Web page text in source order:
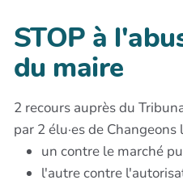
STOP à
du maire
2 recours auprès du
par 2 élu·es de Changeons
un contre le marché
l'autre contre